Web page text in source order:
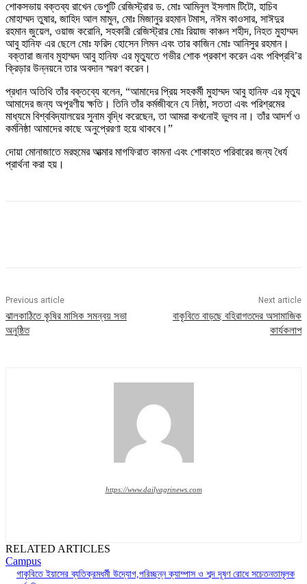
শোকসভায় বক্তব্য রাখেন ডেপুটি রেজিস্ট্রার ড. মোঃ আমিনুল ইসলাম টিটো, হাচিব
মোহাম্মদ তুষার, জাহিদ আল মামুন, মোঃ মিজানুর রহমান টমাস, নঈম কাওসার, সাঈদুর
রহমান জুয়েল, ওয়াজ করোনি, সহকারী রেজিস্ট্রার মোঃ রিয়াজ কাঞ্চন শহীদ, নিহত মুহাম্মদ
আবু হানিফ এর ছেলে মোঃ ফরিদ হোসেন লিমন এবং তার কাজিন মোঃ আনিসুর রহমান।
বক্তারা জনাব মুহাম্মদ আবু হানিফ এর মৃত্যুতে গভীর শোক প্রকাশ করেন এবং পবিপ্রবি’র
ক্রিড়ার উন্নয়নে তার অবদান স্মরণ করেন।
প্রধান অতিথি তাঁর বক্তব্যে বলেন, “আমাদের প্রিয় সহকর্মী মুহাম্মদ আবু হানিফ এর মৃত্যু
আমাদের জন্য অপূরণীয় ক্ষতি। তিনি তাঁর কর্মজীবনে যে নিষ্ঠা, সততা এবং পরিশ্রমের
মাধ্যমে বিশ্ববিদ্যালয়ের সুনাম বৃদ্ধি করেছেন, তা আমরা কখনোই ভুলব না। তাঁর আদর্শ ও
কর্মনিষ্ঠা আমাদের কাছে অনুপ্রেরণা হয়ে থাকবে।”
দোয়া মোনাজাতে মরহুমের আত্মার মাগফিরাত কামনা এবং শোকাহত পরিবারের জন্য ধৈর্য
প্রার্থনা করা হয়।
Previous article
ঝালকাঠিতে কৃষির মাসিক সমন্বয় সভা
অনুষ্ঠিত
Next article
বাকৃবিতে বাড়ছে বহিরাগতদের অসামাজিক
কার্যকলাপ
https://www.dailyagrinews.com
RELATED ARTICLES
Campus
গাকৃবিতে ইয়াসের ব্যতিক্রমধর্মী উদ্যোগ,পরিচ্ছন্ন ক্যাম্পাস ও শব্দ দূষণ রোধে সচেতনতামূলক